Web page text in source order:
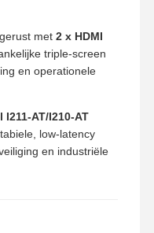
met 2 x HDMI
triple-screen
en operationele
I211-AT/I210-AT
low-latency
en industriële